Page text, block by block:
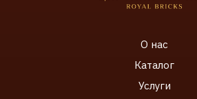
О нас
Каталог
Услуги